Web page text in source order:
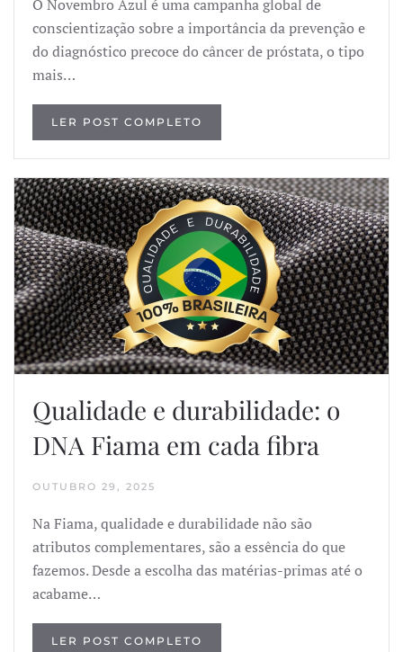
O Novembro Azul é uma campanha global de
conscientização sobre a importância da prevenção e
do diagnóstico precoce do câncer de próstata, o tipo
mais…
LER POST COMPLETO
Qualidade e durabilidade: o
DNA Fiama em cada fibra
OUTUBRO 29, 2025
Na Fiama, qualidade e durabilidade não são
atributos complementares, são a essência do que
fazemos. Desde a escolha das matérias-primas até o
acabame…
LER POST COMPLETO